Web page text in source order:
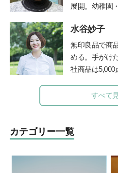
展開。幼稚園
人への講座や
児童文化財と
えている。鎌
講師など、幅
ド』『子ども
ぴったりの絵
水谷妙子
無印良品で商
める。手がけ
社商品は5,000
納サービスや
ら、雑誌や
い整理収納ア
中。7歳4歳2歳
http://
すべて
カテゴリー一覧